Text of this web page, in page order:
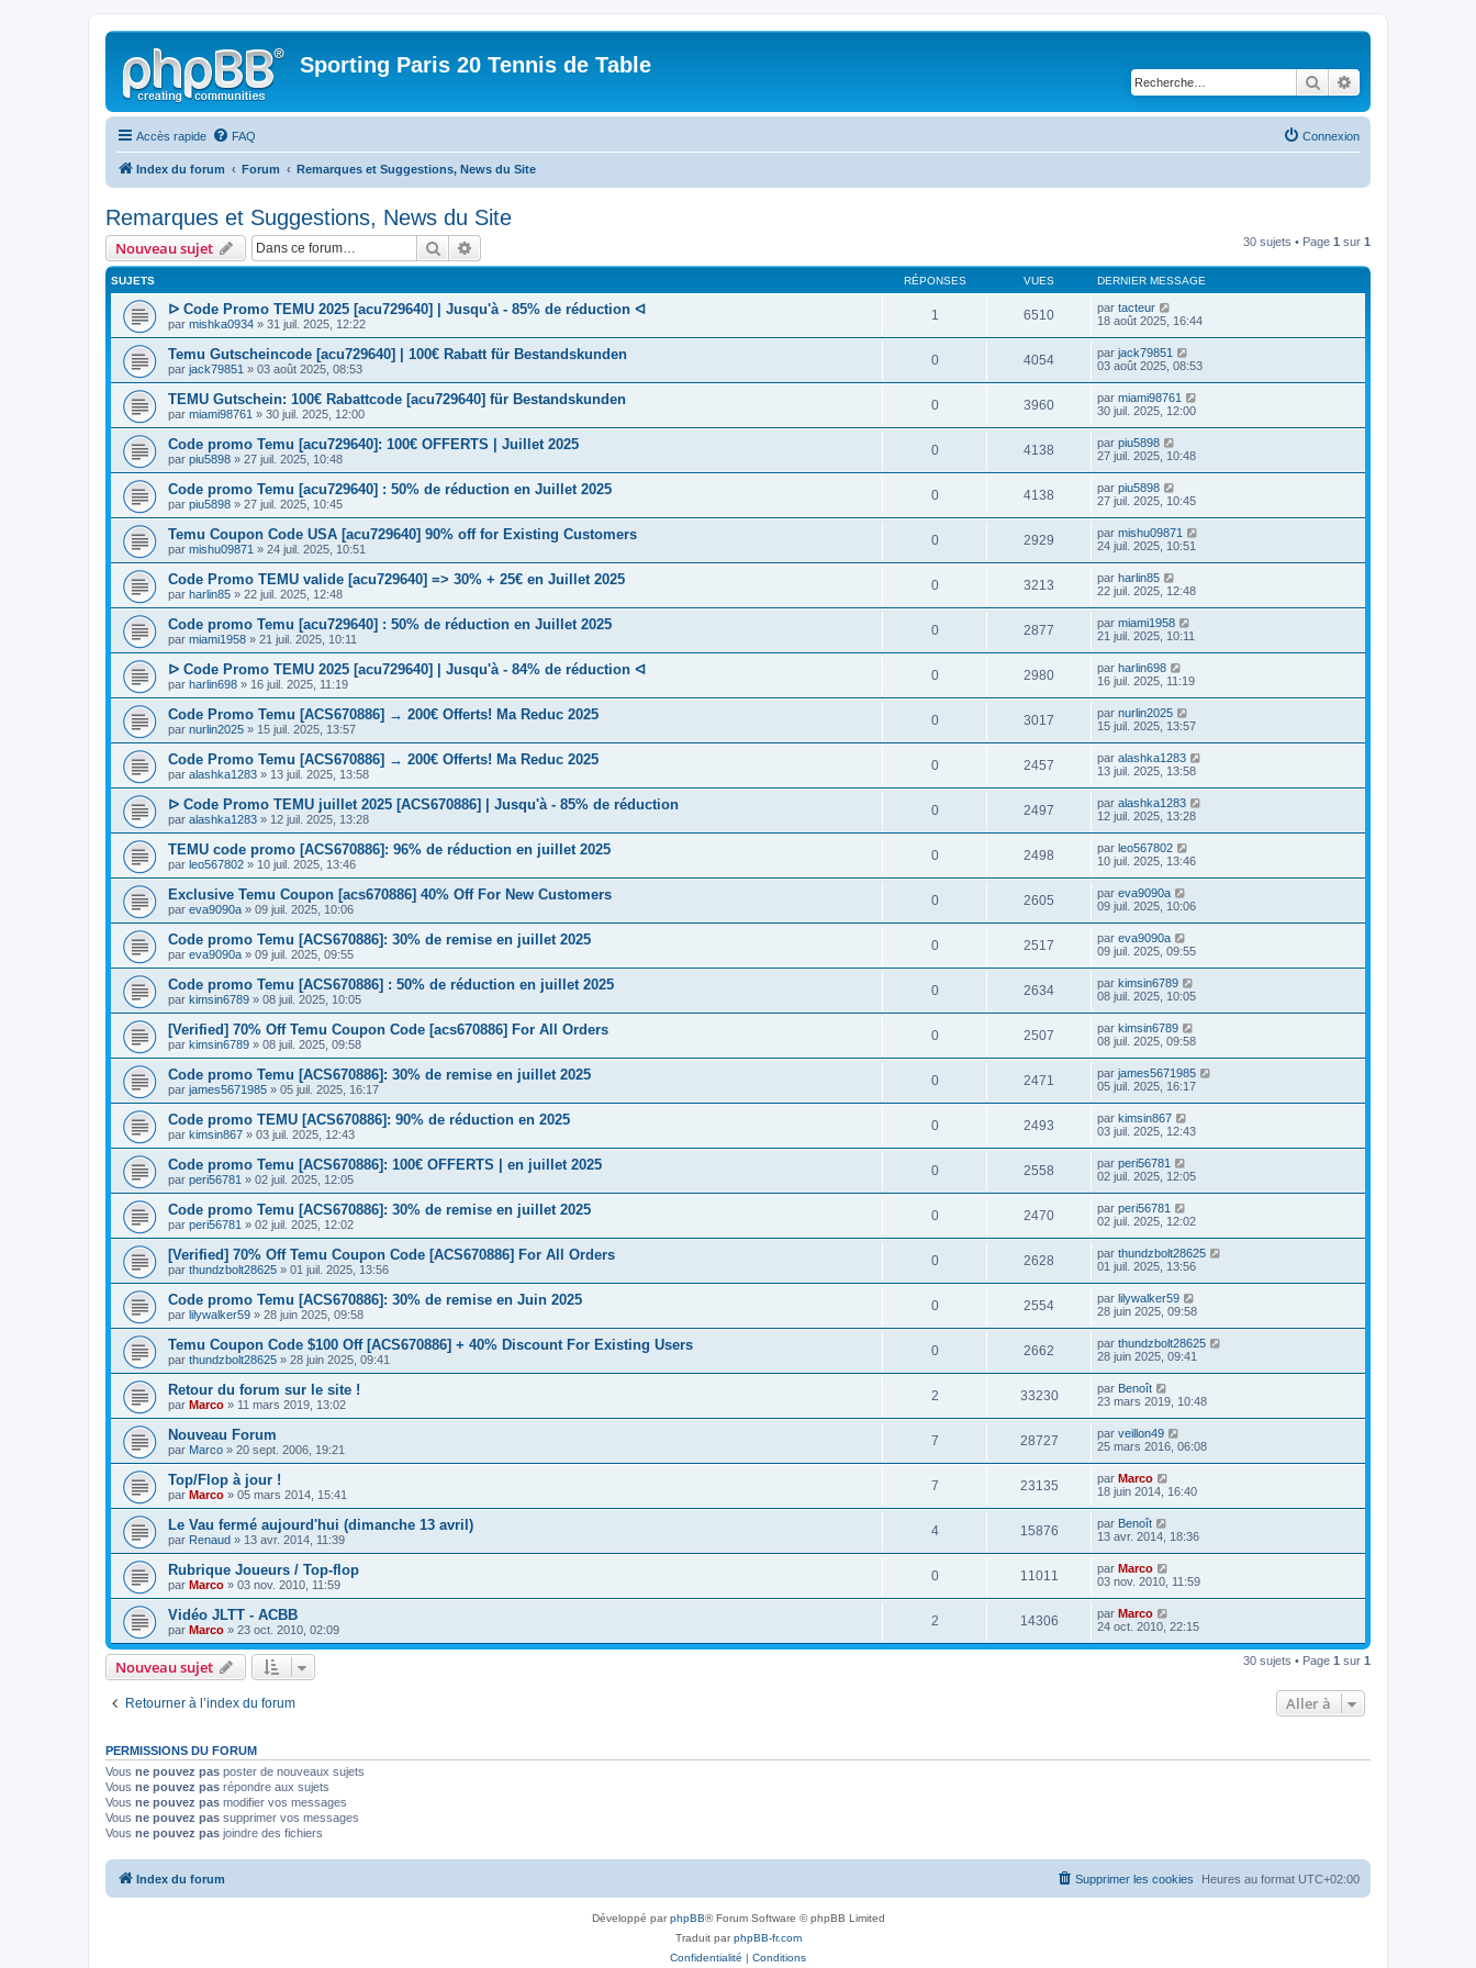
Sporting Paris 20 Tennis de Table
Rechercher
Accès rapide FAQ Connexion
Index du forum Forum Remarques et Suggestions, News du Site
Remarques et Suggestions, News du Site
Nouveau sujet Rechercher 30 sujets • Page 1 sur 1
SUJETS RÉPONSES VUES DERNIER MESSAGE
ᐅ Code Promo TEMU 2025 [acu729640] | Jusqu'à - 85% de réduction ᐊ
par mishka0934 » 31 juil. 2025, 12:22
1 6510 par tacteur
18 août 2025, 16:44
Temu Gutscheincode [acu729640] | 100€ Rabatt für Bestandskunden
par jack79851 » 03 août 2025, 08:53
0 4054 par jack79851
03 août 2025, 08:53
TEMU Gutschein: 100€ Rabattcode [acu729640] für Bestandskunden
par miami98761 » 30 juil. 2025, 12:00
0 3960 par miami98761
30 juil. 2025, 12:00
Code promo Temu [acu729640]: 100€ OFFERTS | Juillet 2025
par piu5898 » 27 juil. 2025, 10:48
0 4138 par piu5898
27 juil. 2025, 10:48
Code promo Temu [acu729640] : 50% de réduction en Juillet 2025
par piu5898 » 27 juil. 2025, 10:45
0 4138 par piu5898
27 juil. 2025, 10:45
Temu Coupon Code USA [acu729640] 90% off for Existing Customers
par mishu09871 » 24 juil. 2025, 10:51
0 2929 par mishu09871
24 juil. 2025, 10:51
Code Promo TEMU valide [acu729640] => 30% + 25€ en Juillet 2025
par harlin85 » 22 juil. 2025, 12:48
0 3213 par harlin85
22 juil. 2025, 12:48
Code promo Temu [acu729640] : 50% de réduction en Juillet 2025
par miami1958 » 21 juil. 2025, 10:11
0 2877 par miami1958
21 juil. 2025, 10:11
ᐅ Code Promo TEMU 2025 [acu729640] | Jusqu'à - 84% de réduction ᐊ
par harlin698 » 16 juil. 2025, 11:19
0 2980 par harlin698
16 juil. 2025, 11:19
Code Promo Temu [ACS670886] → 200€ Offerts! Ma Reduc 2025
par nurlin2025 » 15 juil. 2025, 13:57
0 3017 par nurlin2025
15 juil. 2025, 13:57
Code Promo Temu [ACS670886] → 200€ Offerts! Ma Reduc 2025
par alashka1283 » 13 juil. 2025, 13:58
0 2457 par alashka1283
13 juil. 2025, 13:58
ᐅ Code Promo TEMU juillet 2025 [ACS670886] | Jusqu'à - 85% de réduction
par alashka1283 » 12 juil. 2025, 13:28
0 2497 par alashka1283
12 juil. 2025, 13:28
TEMU code promo [ACS670886]: 96% de réduction en juillet 2025
par leo567802 » 10 juil. 2025, 13:46
0 2498 par leo567802
10 juil. 2025, 13:46
Exclusive Temu Coupon [acs670886] 40% Off For New Customers
par eva9090a » 09 juil. 2025, 10:06
0 2605 par eva9090a
09 juil. 2025, 10:06
Code promo Temu [ACS670886]: 30% de remise en juillet 2025
par eva9090a » 09 juil. 2025, 09:55
0 2517 par eva9090a
09 juil. 2025, 09:55
Code promo Temu [ACS670886] : 50% de réduction en juillet 2025
par kimsin6789 » 08 juil. 2025, 10:05
0 2634 par kimsin6789
08 juil. 2025, 10:05
[Verified] 70% Off Temu Coupon Code [acs670886] For All Orders
par kimsin6789 » 08 juil. 2025, 09:58
0 2507 par kimsin6789
08 juil. 2025, 09:58
Code promo Temu [ACS670886]: 30% de remise en juillet 2025
par james5671985 » 05 juil. 2025, 16:17
0 2471 par james5671985
05 juil. 2025, 16:17
Code promo TEMU [ACS670886]: 90% de réduction en 2025
par kimsin867 » 03 juil. 2025, 12:43
0 2493 par kimsin867
03 juil. 2025, 12:43
Code promo Temu [ACS670886]: 100€ OFFERTS | en juillet 2025
par peri56781 » 02 juil. 2025, 12:05
0 2558 par peri56781
02 juil. 2025, 12:05
Code promo Temu [ACS670886]: 30% de remise en juillet 2025
par peri56781 » 02 juil. 2025, 12:02
0 2470 par peri56781
02 juil. 2025, 12:02
[Verified] 70% Off Temu Coupon Code [ACS670886] For All Orders
par thundzbolt28625 » 01 juil. 2025, 13:56
0 2628 par thundzbolt28625
01 juil. 2025, 13:56
Code promo Temu [ACS670886]: 30% de remise en Juin 2025
par lilywalker59 » 28 juin 2025, 09:58
0 2554 par lilywalker59
28 juin 2025, 09:58
Temu Coupon Code $100 Off [ACS670886] + 40% Discount For Existing Users
par thundzbolt28625 » 28 juin 2025, 09:41
0 2662 par thundzbolt28625
28 juin 2025, 09:41
Retour du forum sur le site !
par Marco » 11 mars 2019, 13:02
2 33230 par Benoît
23 mars 2019, 10:48
Nouveau Forum
par Marco » 20 sept. 2006, 19:21
7 28727 par veillon49
25 mars 2016, 06:08
Top/Flop à jour !
par Marco » 05 mars 2014, 15:41
7 23135 par Marco
18 juin 2014, 16:40
Le Vau fermé aujourd'hui (dimanche 13 avril)
par Renaud » 13 avr. 2014, 11:39
4 15876 par Benoît
13 avr. 2014, 18:36
Rubrique Joueurs / Top-flop
par Marco » 03 nov. 2010, 11:59
0 11011 par Marco
03 nov. 2010, 11:59
Vidéo JLTT - ACBB
par Marco » 23 oct. 2010, 02:09
2 14306 par Marco
24 oct. 2010, 22:15
Nouveau sujet 30 sujets • Page 1 sur 1
Retourner à l’index du forum Aller à
PERMISSIONS DU FORUM
Vous ne pouvez pas poster de nouveaux sujets
Vous ne pouvez pas répondre aux sujets
Vous ne pouvez pas modifier vos messages
Vous ne pouvez pas supprimer vos messages
Vous ne pouvez pas joindre des fichiers
Index du forum Heures au format UTC+02:00
Supprimer les cookies
Développé parphpBB® Forum Software © phpBB Limited
Traduit parphpBB-fr.com
Confidentialité | Conditions